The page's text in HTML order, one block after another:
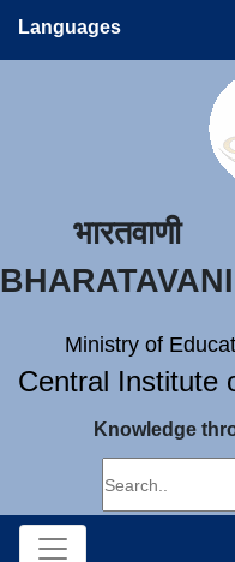
Languages
भारतवाणी
BHARATAVANI
Ministry of
Central Institute
Knowledge